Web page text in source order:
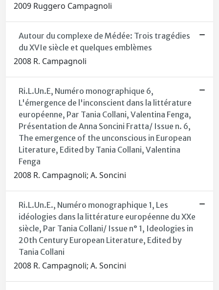
2009 Ruggero Campagnoli
Autour du complexe de Médée: Trois tragédies
du XVIe siècle et quelques emblèmes
2008 R. Campagnoli
Ri.L.Un.E, Numéro monographique 6,
L'émergence de l'inconscient dans la littérature
européenne, Par Tania Collani, Valentina Fenga,
Présentation de Anna Soncini Fratta/ Issue n. 6,
The emergence of the unconscious in European
Literature, Edited by Tania Collani, Valentina
Fenga
2008 R. Campagnoli; A. Soncini
Ri.L.Un.E., Numéro monographique 1, Les
idéologies dans la littérature européenne du XXe
siècle, Par Tania Collani/ Issue n° 1, Ideologies in
20th Century European Literature, Edited by
Tania Collani
2008 R. Campagnoli; A. Soncini